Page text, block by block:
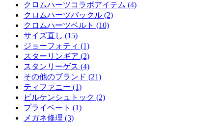
クロムハーツコラボアイテム (4)
クロムハーツバックル (2)
クロムハーツベルト (10)
サイズ直し (15)
ジョーフォティ (1)
スターリンギア (2)
スタンリーゲス (4)
その他のブランド (21)
ティファニー (1)
ビルケンシュトック (2)
プライベート (1)
メガネ修理 (3)